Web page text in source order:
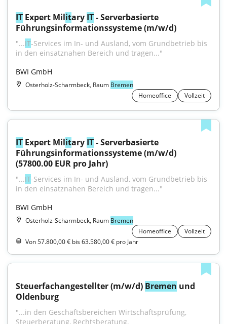
IT Expert Military IT - Serverbasierte
Führungsinformationssysteme (m/w/d)
"...IT-Services im In- und Ausland, vom Grundbetrieb bis
in den einsatznahen Bereich und tragen..."
BWI GmbH
Osterholz-Scharmbeck, Raum Bremen
Homeoffice
Vollzeit
IT Expert Military IT - Serverbasierte
Führungsinformationssysteme (m/w/d)
(57800.00 EUR pro Jahr)
"...IT-Services im In- und Ausland, vom Grundbetrieb bis
in den einsatznahen Bereich und tragen..."
BWI GmbH
Osterholz-Scharmbeck, Raum Bremen
Homeoffice
Vollzeit
Von 57.800,00 € bis 63.580,00 € pro Jahr
Steuerfachangestellter (m/w/d) Bremen und
Oldenburg
"...in den Geschäftsbereichen Wirtschaftsprüfung,
Steuerberatung, Rechtsberatung,